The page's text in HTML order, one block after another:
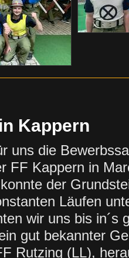
Kappern
uns die
FF Kappern in
der
Läufen
wir uns bis in´s
gut bekannter
Rutzing (LL),